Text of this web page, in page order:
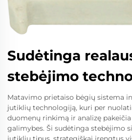
Sudėtinga
stebėjimo
Matavimo prietaiso bėgių sistema
jutiklių technologiją, kuri per
duomenų rinkimą ir analizę
galimybes. Ši sudėtinga stebėjimo